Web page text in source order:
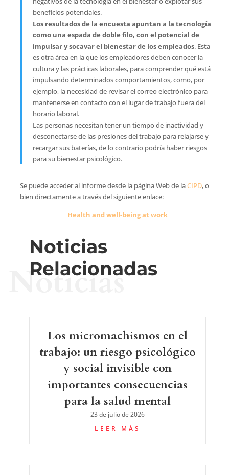
beneficios potenciales.
Los resultados de la encuesta apuntan a la tecnología
como una espada de doble filo, con el potencial de
impulsar y socavar el bienestar de los empleados. Esta
es otra área en la que los empleadores deben conocer la
cultura y las prácticas laborales, para comprender qué está
impulsando determinados comportamientos, como, por
ejemplo, la necesidad de revisar el correo electrónico para
mantenerse en contacto con el lugar de trabajo fuera del
horario laboral.
Las personas necesitan tener un tiempo de inactividad y
desconectarse de las presiones del trabajo para relajarse y
recargar sus baterías, de lo contrario podría haber riesgos
para su bienestar psicológico.
Se puede acceder al informe desde la página Web de laCIPD, o
bien directamente a través del siguiente enlace:
Health and well-being at work
Noticias
Relacionadas
Noticias
Los micromachismos en el
trabajo: un riesgo psicológico
y social invisible con
importantes consecuencias
para la salud mental
23 de julio de 2026
LEER MÁS